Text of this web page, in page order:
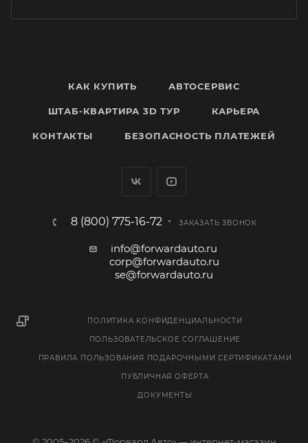
КАК КУПИТЬ АВТОСЕРВИС
ШТАБ-КВАРТИРА 3D ТУР КАРЬЕРА
КОНТАКТЫ БЕЗОПАСНОСТЬ ПЛАТЕЖЕЙ
8 (800) 775-16-72 ЗАКАЗАТЬ ЗВОНОК
info@forwardauto.ru
corp@forwardauto.ru
se@forwardauto.ru
ПОЛИТИКА КОНФИДЕНЦИАЛЬНОСТИ
ПОЛЬЗОВАТЕЛЬСКОЕ СОГЛАШЕНИЕ
ПРАВИЛА ПОЛЬЗОВАНИЯ ПОДАРОЧНЫМИ СЕРТИФИКАТАМИ
ПУБЛИЧНАЯ ОФЕРТА
ДОКУМЕНТЫ